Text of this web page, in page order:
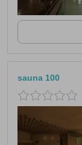
sauna 100